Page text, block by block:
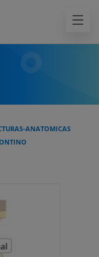
ANATOMICAS